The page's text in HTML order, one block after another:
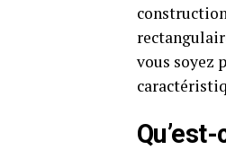
vous soyez